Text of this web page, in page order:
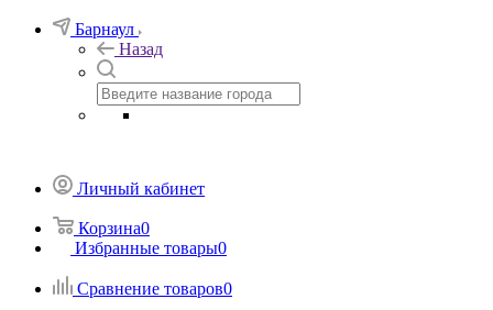
Барнаул
Назад
Личный кабинет
Корзина0
Избранные товары0
Сравнение товаров0